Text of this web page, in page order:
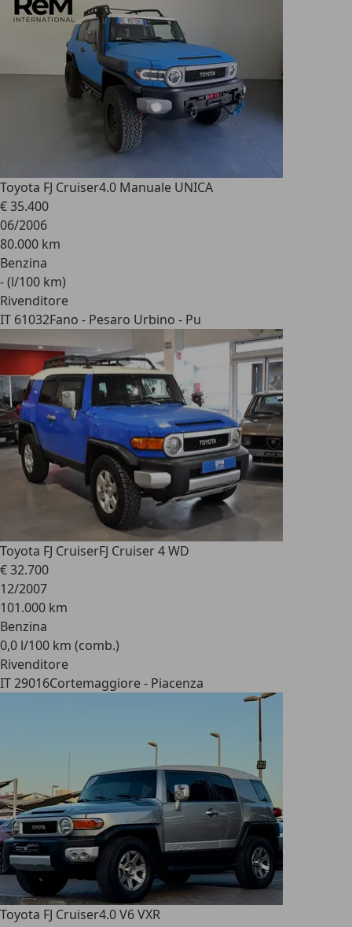
Toyota FJ Cruiser4.0 Manuale UNICA
€ 35.400
06/2006
80.000 km
Benzina
- (l/100 km)
Rivenditore
IT 61032Fano - Pesaro Urbino - Pu
Toyota FJ CruiserFJ Cruiser 4 WD
€ 32.700
12/2007
101.000 km
Benzina
0,0 l/100 km (comb.)
Rivenditore
IT 29016Cortemaggiore - Piacenza
Toyota FJ Cruiser4.0 V6 VXR